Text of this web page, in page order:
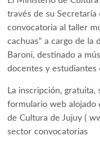
través de su Secretaría
convocatoria al taller
cachuas” a cargo de la
Baroni, destinado a
docentes y estudiantes
La inscripción, gratuita,
formulario web alojado
de Cultura de Jujuy (
sector convocatorias